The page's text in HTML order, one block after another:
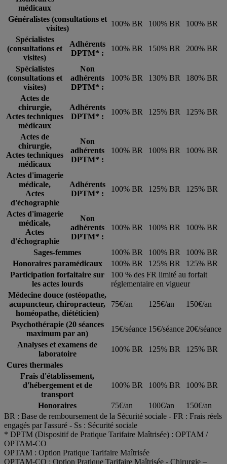
médicaux
Généralistes (consultations et
visites)
100% BR 100% BR
100% BR
Spécialistes
(consultations et
visites)
Adhérents
DPTM* :
100% BR 150% BR 200% BR
Spécialistes
(consultations et
visites)
Non
adhérents
DPTM* :
100% BR 130% BR 180% BR
Actes de
chirurgie,
Actes techniques
médicaux
Adhérents
DPTM* :
100% BR 125% BR 125% BR
Actes de
chirurgie,
Actes techniques
médicaux
Non
adhérents
DPTM* :
100% BR 100% BR 100% BR
Actes d'imagerie
médicale,
Actes
d'échographie
Adhérents
DPTM* :
100% BR 125% BR 125% BR
Actes d'imagerie
médicale,
Actes
d'échographie
Non
adhérents
DPTM* :
100% BR 100% BR 100% BR
Sages-femmes 100% BR 100% BR
100% BR
Honoraires paramédicaux
100% BR 125% BR
125% BR
Participation forfaitaire sur
les actes lourds
100 % des FR limité au forfait
réglementaire en vigueur
Médecine douce (ostéopathe,
acupuncteur, chiropracteur,
homéopathe, diététicien)
75€/an 125€/an 150€/an
Psychothérapie(20 séances
maximum par an)
15€/séance 15€/séance 20€/séance
Analyses et examens de
laboratoire
100% BR 125% BR
125% BR
Cures thermales
Frais d'établissement,
d'hébergement et de
transport
100% BR 100% BR 100% BR
Honoraires 75€/an 100€/an
150€/an
BR : Base de remboursement de la Sécurité sociale ‐ FR : Frais réels
engagés par l'assuré ‐ Ss : Sécurité sociale
* DPTM (Dispositif de Pratique Tarifaire Maîtrisée) : OPTAM /
OPTAM-CO
OPTAM : Option Pratique Tarifaire Maîtrisée
OPTAM-CO : Option Pratique Tarifaire Maîtrisée - Chirurgie –